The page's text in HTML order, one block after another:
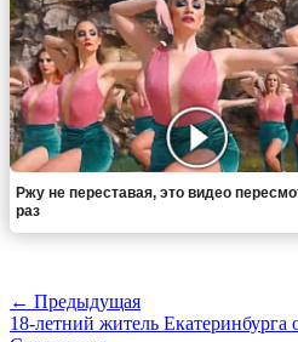
Ржу не переставая, это видео
раз
← Предыдущая
18-летний житель